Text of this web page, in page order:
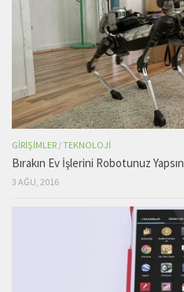
GIRIŞIMLER /TEKNOLOJI
Bırakın Ev İşlerini Robotunuz Yapsın
3 AĞU, 2016